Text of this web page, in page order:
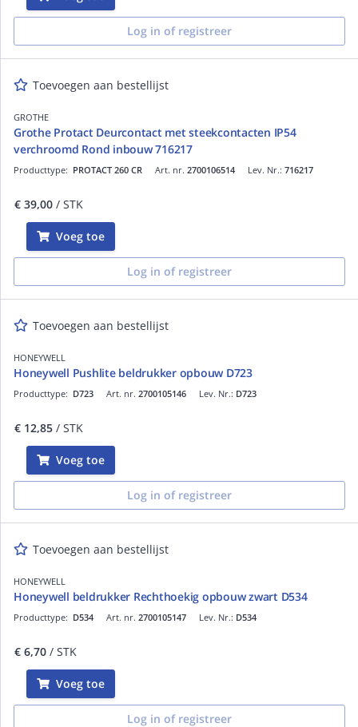
Log in of registreer
Toevoegen aan bestellijst
GROTHE
Grothe Protact Deurcontact met steekcontacten IP54
verchroomd Rond inbouw 716217
Art. nr. 2700106514
Producttype: PROTACT 260 CR Lev. Nr.: 716217
€ 39,00 / STK
Voeg toe
Log in of registreer
Toevoegen aan bestellijst
HONEYWELL
Honeywell Pushlite beldrukker opbouw D723
Art. nr. 2700105146
Producttype: D723 Lev. Nr.: D723
€ 12,85 / STK
Voeg toe
Log in of registreer
Toevoegen aan bestellijst
HONEYWELL
Honeywell beldrukker Rechthoekig opbouw zwart D534
Art. nr. 2700105147
Producttype: D534 Lev. Nr.: D534
€ 6,70 / STK
Voeg toe
Log in of registreer